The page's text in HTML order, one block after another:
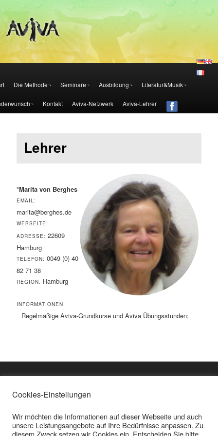
Aviva – Methode – Österreich
Die Methode¬ Seminare¬ Ausbildung¬ Literatur&Musik¬
Kontakt Aviva-Netzwerk Aviva-Lehrer
Lehrer
"Marita von Berghes
EMAIL:
marita@berghes.de
WEBSEITE:
ADRESSE:22609
Hamburg
TELEFON:0049 (0) 40
82 71 38
REGION: Hamburg
INFORMATIONEN
Regelmäßige Aviva-Grundkurse und Aviva Übungsstunden;
Untererleinsbach 1
4722 Peuerbach
© Copyright Beate
Plangger
Cookies-Einstellungen
Wir möchten die Informationen auf dieser Webseite und auch
unsere Leistungsangebote auf Ihre Bedürfnisse anpassen. Zu
diesem Zweck setzen wir Cookies ein. Entscheiden Sie bitte